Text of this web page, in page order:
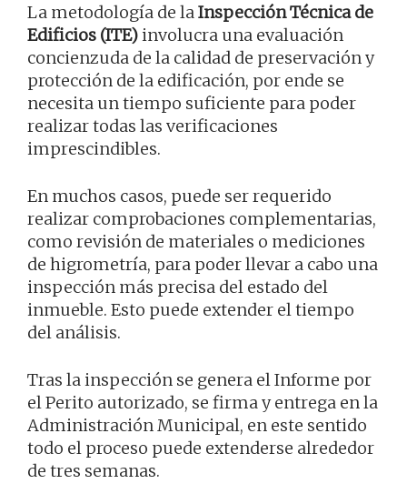
La metodología de laInspección Técnica de
Edificios (ITE)involucra una evaluación
concienzuda de la calidad de preservación y
protección de la edificación, por ende se
necesita un tiempo suficiente para poder
realizar todas las verificaciones
imprescindibles.
En muchos casos, puede ser requerido
realizar comprobaciones complementarias,
como revisión de materiales o mediciones
de higrometría, para poder llevar a cabo una
inspección más precisa del estado del
inmueble. Esto puede extender el tiempo
del análisis.
Tras la inspección se genera el Informe por
el Perito autorizado, se firma y entrega en la
Administración Municipal, en este sentido
todo el proceso puede extenderse alrededor
de tres semanas.